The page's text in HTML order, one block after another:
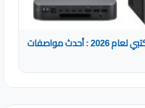
أفضل أجهزة الكمبيوتر المكتبي لعام 2026 : أحدث مواصفات